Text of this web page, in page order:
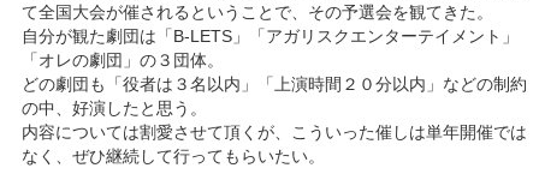
て全国大会が催されるということで、その予選会を観てきた。
自分が観た劇団は「B‐LETS」「アガリスクエンターテイメント」
「オレの劇団」の３団体。
どの劇団も「役者は３名以内」「上演時間２０分以内」などの制約
の中、好演したと思う。
内容については割愛させて頂くが、こういった催しは単年開催では
なく、ぜひ継続して行ってもらいたい。